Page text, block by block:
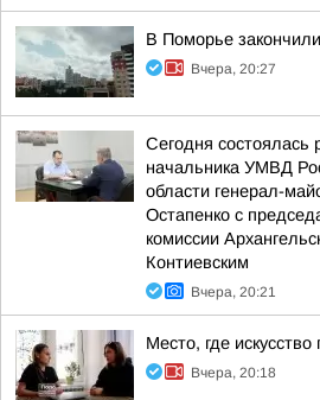
В Поморье
Вчера, 20:27
Сегодня состоялась
начальника УМВД
области генерал-
Остапенко с
комиссии
Контиевским
Вчера, 20:21
Место, где
Вчера, 20:18